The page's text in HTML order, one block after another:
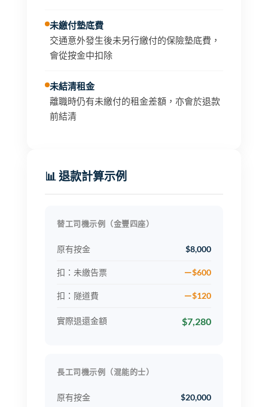
未繳付墊底費
交通意外發生後未另行繳付的保險墊底費，
會從按金中扣除
未結清租金
離職時仍有未繳付的租金差額，亦會於退款
前結清
📊 退款計算示例
替工司機示例（金豐四座）
原有按金 $8,000
扣：未繳告票 －$600
扣：隧道費 －$120
實際退還金額 $7,280
長工司機示例（混能的士）
原有按金 $20,000